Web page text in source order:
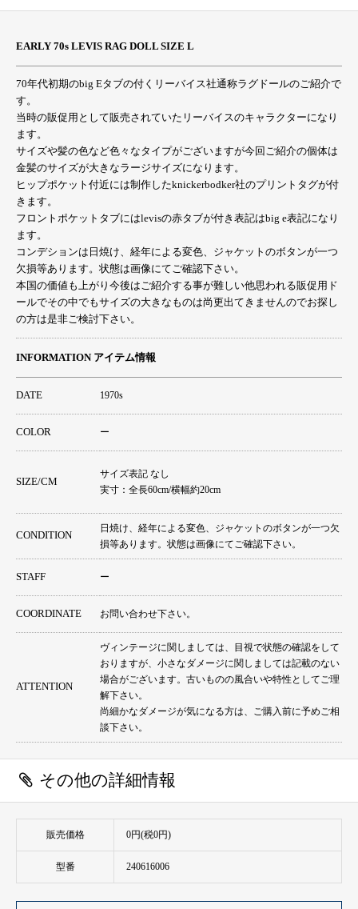
EARLY 70s LEVIS RAG DOLL SIZE L
70年代初期のbig Eタブの付くリーバイス社通称ラグドールのご紹介で
す。
当時の販促用として販売されていたリーバイスのキャラクターになり
ます。
サイズや髪の色など色々なタイプがございますが今回ご紹介の個体は
金髪のサイズが大きなラージサイズになります。
ヒップポケット付近には制作したknickerbodker社のプリントタグが付
きます。
フロントポケットタブにはlevisの赤タブが付き表記はbig e表記になり
ます。
コンデションは日焼け、経年による変色、ジャケットのボタンが一つ
欠損等あります。状態は画像にてご確認下さい。
本国の価値も上がり今後はご紹介する事が難しい他思われる販促用ド
ールでその中でもサイズの大きなものは尚更出てきませんのでお探し
の方は是非ご検討下さい。
INFORMATION アイテム情報
DATE 1970s
COLOR ー
SIZE/CM
サイズ表記 なし
実寸：全長60cm/横幅約20cm
CONDITION
日焼け、経年による変色、ジャケットのボタンが一つ欠
損等あります。状態は画像にてご確認下さい。
STAFF ー
COORDINATE お問い合わせ下さい。
ATTENTION
ヴィンテージに関しましては、目視で状態の確認をして
おりますが、小さなダメージに関しましては記載のない
場合がございます。古いものの風合いや特性としてご理
解下さい。
尚細かなダメージが気になる方は、ご購入前に予めご相
談下さい。
その他の詳細情報
販売価格 0円(税0円)
型番 240616006